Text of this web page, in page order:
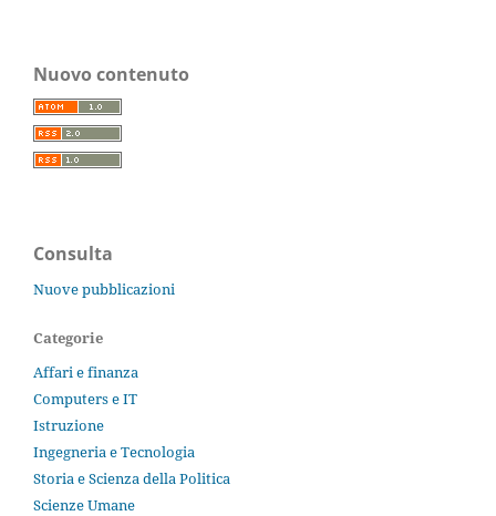
Nuovo contenuto
Consulta
Nuove pubblicazioni
Categorie
Affari e finanza
Computers e IT
Istruzione
Ingegneria e Tecnologia
Storia e Scienza della Politica
Scienze Umane